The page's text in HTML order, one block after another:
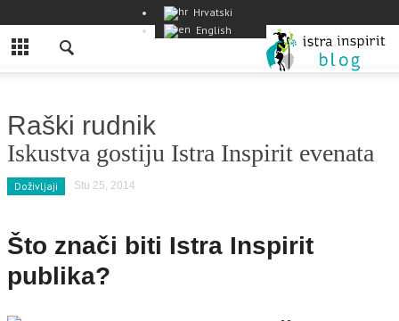
Hrvatski
English
Raški rudnik
Iskustva gostiju Istra Inspirit evenata
Doživljaji Stu 25, 2014
Što znači biti Istra Inspirit
publika?